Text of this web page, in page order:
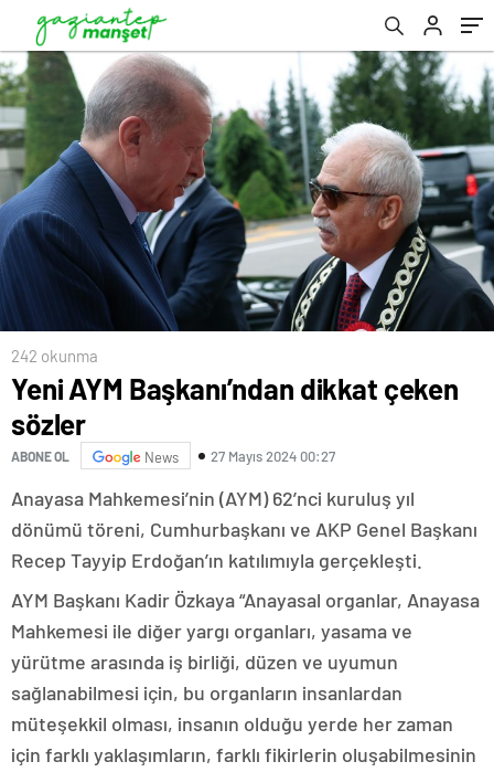
242 okunma
Yeni AYM Başkanı’ndan dikkat çeken
sözler
ABONE OL News 27 Mayıs 2024 00:27
Anayasa Mahkemesi’nin (AYM) 62’nci kuruluş yıl
dönümü töreni, Cumhurbaşkanı ve AKP Genel Başkanı
Recep Tayyip Erdoğan’ın katılımıyla gerçekleşti.
AYM Başkanı Kadir Özkaya “Anayasal organlar, Anayasa
Mahkemesi ile diğer yargı organları, yasama ve
yürütme arasında iş birliği, düzen ve uyumun
sağlanabilmesi için, bu organların insanlardan
müteşekkil olması, insanın olduğu yerde her zaman
için farklı yaklaşımların, farklı fikirlerin oluşabilmesinin